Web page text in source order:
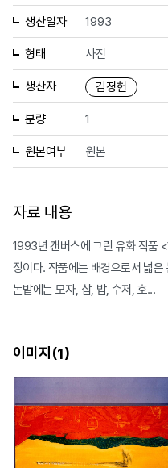
생산일자 1993
형태 사진
생산자 김정헌
분량 1
원본여부 원본
자료 내용
1993년 캔버스에 그린 유화 작품
장이다. 작품에는 배경으로서 넓
논밭에는 모자, 삽, 밥, 수저, 호...
이미지(1)